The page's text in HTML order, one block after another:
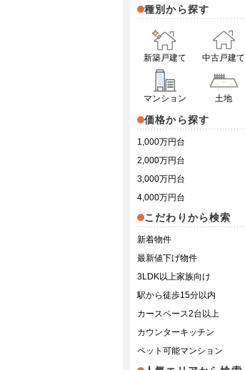
種別から探す
新築戸建て 中古戸建て
マンション 土地
価格から探す
1,000万円台
2,000万円台
3,000万円台
4,000万円台
こだわりから検索
新着物件
最新値下げ物件
3LDK以上家族向け
駅から徒歩15分以内
カースペース2台以上
カウンターキッチン
ペット可能マンション